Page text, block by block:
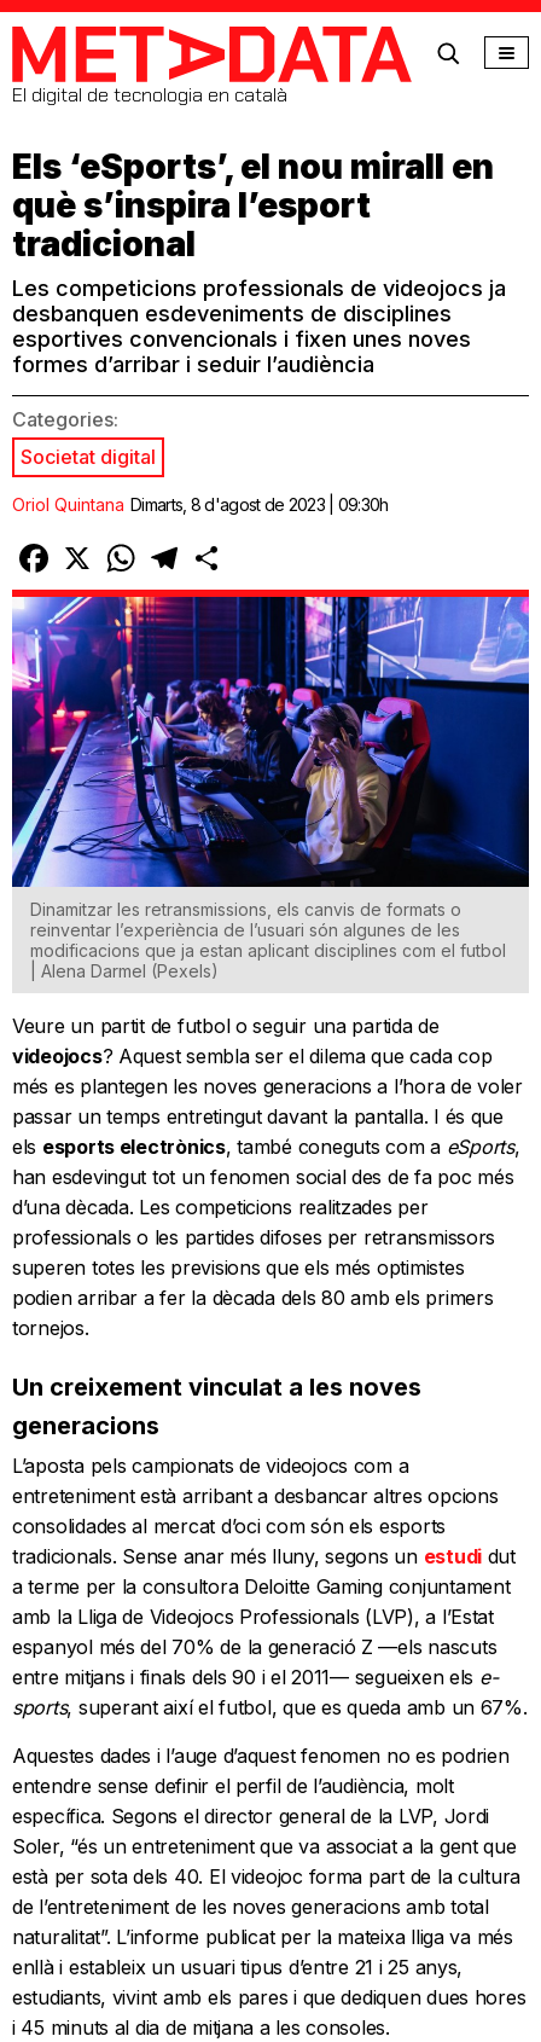
MetaData
El digital de tecnologia en català
Els ‘eSports’, el nou mirall en
què s’inspira l’esport
tradicional
Les competicions professionals de videojocs ja
desbanquen esdeveniments de disciplines
esportives convencionals i fixen unes noves
formes d’arribar i seduir l’audiència
Categories:
Societat digital
Oriol Quintana Dimarts, 8 d'agost de 2023 | 09:30h
Facebook
X WhatsAppTelegram
Dinamitzar les retransmissions, els canvis de formats o
reinventar l’experiència de l’usuari són algunes de les
modificacions que ja estan aplicant disciplines com el futbol
| Alena Darmel (Pexels)
Veure un partit de futbol o seguir una partida de
videojocs? Aquest sembla ser el dilema que cada cop
més es plantegen les noves generacions a l’hora de voler
passar un temps entretingut davant la pantalla. I és que
els esports electrònics, també coneguts com a eSports,
han esdevingut tot un fenomen social des de fa poc més
d’una dècada. Les competicions realitzades per
professionals o les partides difoses per retransmissors
superen totes les previsions que els més optimistes
podien arribar a fer la dècada dels 80 amb els primers
tornejos.
Un creixement vinculat a les noves
generacions
L’aposta pels campionats de videojocs com a
entreteniment està arribant a desbancar altres opcions
consolidades al mercat d’oci com són els esports
tradicionals. Sense anar més lluny, segons un estudidut
a terme per la consultora Deloitte Gaming conjuntament
amb la Lliga de Videojocs Professionals (LVP), a l’Estat
espanyol més del 70% de la generació Z —els nascuts
entre mitjans i finals dels 90 i el 2011— segueixen els e-
sports, superant així el futbol, que es queda amb un 67%.
Aquestes dades i l’auge d’aquest fenomen no es podrien
entendre sense definir el perfil de l’audiència, molt
específica. Segons el director general de la LVP, Jordi
Soler, “és un entreteniment que va associat a la gent que
està per sota dels 40. El videojoc forma part de la cultura
de l’entreteniment de les noves generacions amb total
naturalitat”. L’informe publicat per la mateixa lliga va més
enllà i estableix un usuari tipus d’entre 21 i 25 anys,
estudiants, vivint amb els pares i que dediquen dues hores
i 45 minuts al dia de mitjana a les consoles.